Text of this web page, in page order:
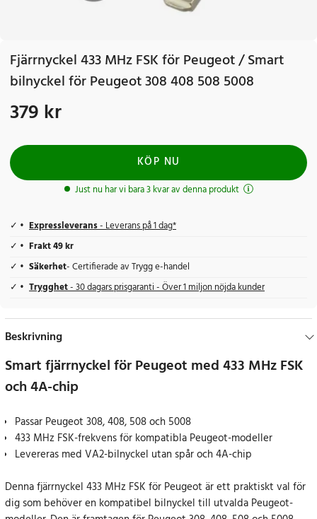
Fjärrnyckel 433 MHz FSK för Peugeot / Smart
bilnyckel för Peugeot 308 408 508 5008
Pris:379 kr
379 kr
KÖP NU
Just nu har vi bara 3 kvar av denna produkt
Expressleverans- Leverans på 1 dag*
Frakt 49 kr
Säkerhet- Certifierade av Trygg e-handel
Trygghet- 30 dagars prisgaranti - Över 1 miljon nöjda kunder
Beskrivning
Smart fjärrnyckel för Peugeot med 433 MHz FSK
och 4A-chip
Passar Peugeot 308, 408, 508 och 5008
433 MHz FSK-frekvens för kompatibla Peugeot-modeller
Levereras med VA2-bilnyckel utan spår och 4A-chip
Denna fjärrnyckel 433 MHz FSK för Peugeot är ett praktiskt val för
dig som behöver en kompatibel bilnyckel till utvalda Peugeot-